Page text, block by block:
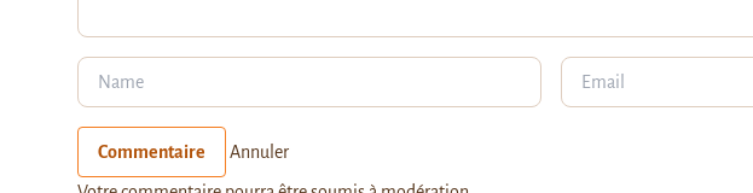
Commentaire Annuler